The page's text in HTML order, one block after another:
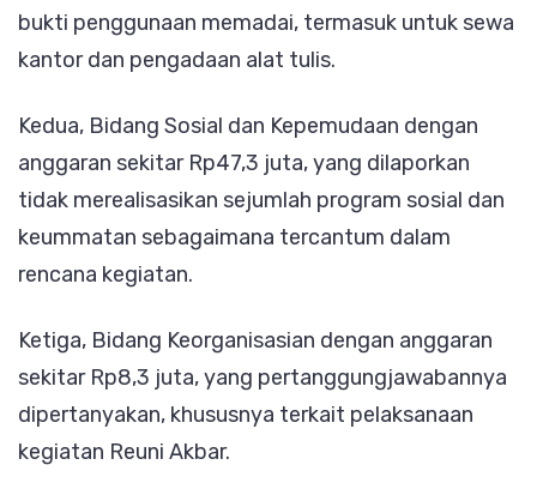
bukti penggunaan memadai, termasuk untuk sewa
kantor dan pengadaan alat tulis.
Kedua, Bidang Sosial dan Kepemudaan dengan
anggaran sekitar Rp47,3 juta, yang dilaporkan
tidak merealisasikan sejumlah program sosial dan
keummatan sebagaimana tercantum dalam
rencana kegiatan.
Ketiga, Bidang Keorganisasian dengan anggaran
sekitar Rp8,3 juta, yang pertanggungjawabannya
dipertanyakan, khususnya terkait pelaksanaan
kegiatan Reuni Akbar.